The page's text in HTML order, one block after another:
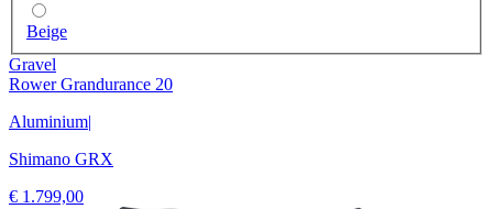
Beige
Gravel
Rower Grandurance 20
Aluminium|
Shimano GRX
€ 1.799,00